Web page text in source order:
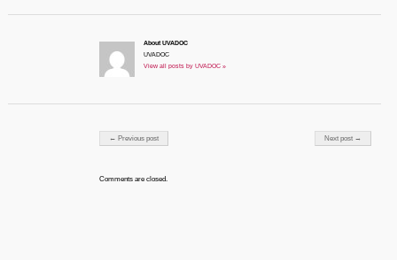
About UVADOC
UVADOC
View all posts by UVADOC »
Post navigation
← Previous post Next post →
Comments are closed.